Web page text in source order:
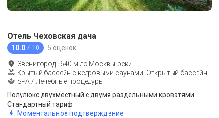
Отель Чеховская дача
10.0 / 10 5 оценок
Звенигород · 640 м до Москвы-реки
Крытый бассейн с кедровыми саунами, Открытый бассейн
SPA / Лечебные процедуры
Полулюкс двухместный с двумя раздельными кроватями
Стандартный тариф
Моментальное подтверждение